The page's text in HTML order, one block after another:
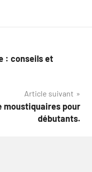
: conseils et
Article suivant
moustiquaires pour
débutants.